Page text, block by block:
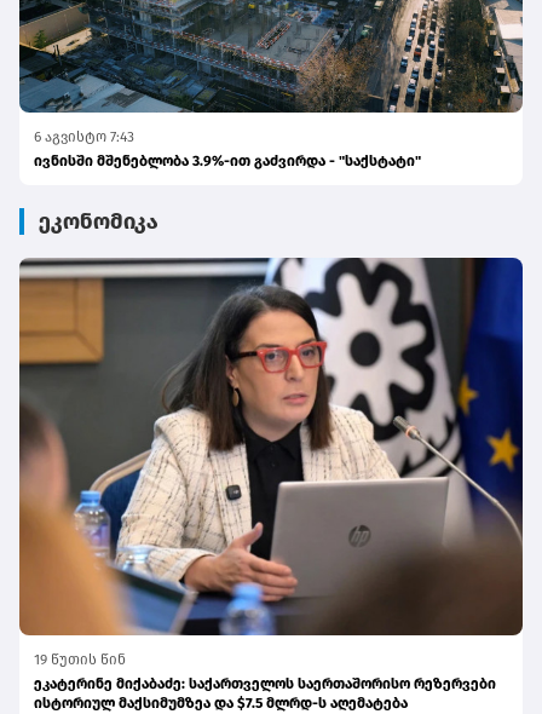
6 აგვისტო 7:43
ივნისში მშენებლობა 3.9%-ით გაძვირდა - "საქსტატი"
ეკონომიკა
19 წუთის წინ
ეკატერინე მიქაბაძე: საქართველოს საერთაშორისო რეზერვები
ისტორიულ მაქსიმუმზეა და $7.5 მლრდ-ს აღემატება